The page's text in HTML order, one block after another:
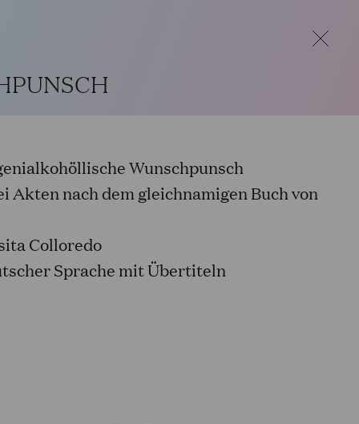
geschlossen. Der telefonische
Ab 1. September 2026 gelten wieder
DE
Wunschpunsch
Akten nach dem gleichnamigen Buch von
Colloredo
Sprache mit Übertiteln